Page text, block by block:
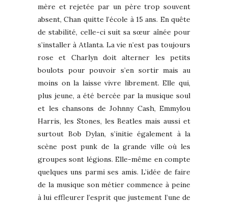
mère et rejetée par un père trop souvent
absent, Chan quitte l’école à 15 ans. En quête
de stabilité, celle-ci suit sa sœur aînée pour
s’installer à Atlanta. La vie n’est pas toujours
rose et Charlyn doit alterner les petits
boulots pour pouvoir s’en sortir mais au
moins on la laisse vivre librement. Elle qui,
plus jeune, a été bercée par la musique soul
et les chansons de Johnny Cash, Emmylou
Harris, les Stones, les Beatles mais aussi et
surtout Bob Dylan, s’initie également à la
scène post punk de la grande ville où les
groupes sont légions. Elle-même en compte
quelques uns parmi ses amis. L’idée de faire
de la musique son métier commence à peine
à lui effleurer l’esprit que justement l’une de